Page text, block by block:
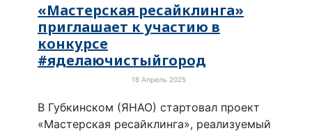
«Мастерская ресайклинга»
приглашает к участию в
конкурсе
#яделаючистыйгород
18 Апрель 2025
В Губкинском (ЯНАО) стартовал проект
«Мастерская ресайклинга», реализуемый